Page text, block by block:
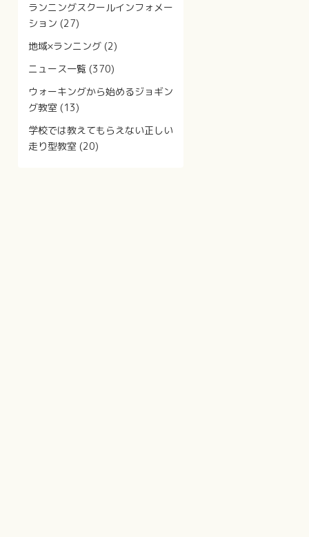
ランニングスクールインフォメー
ション (27)
地域×ランニング(2)
ニュース一覧 (370)
ウォーキングから始めるジョギン
グ教室 (13)
学校では教えてもらえない正しい
走り型教室 (20)